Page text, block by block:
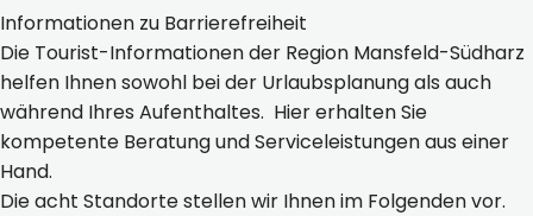
Informationen zu Barrierefreiheit
Die Tourist-Informationen der Region Mansfeld-Südharz
helfen Ihnen sowohl bei der Urlaubsplanung als auch
während Ihres Aufenthaltes. Hier erhalten Sie
kompetente Beratung und Serviceleistungen aus einer
Hand.
Die acht Standorte stellen wir Ihnen im Folgenden vor.